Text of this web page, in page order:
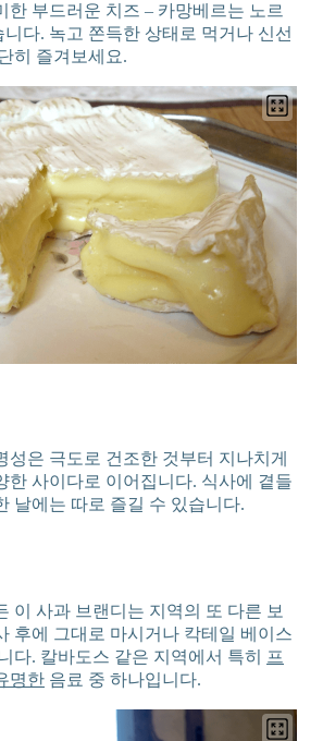
한 부드러운 치즈 – 카망베르는 노르
다. 녹고 쫀득한 상태로 먹거나 신선
히 즐겨보세요.
성은 극도로 건조한 것부터 지나치게
한 사이다로 이어집니다. 식사에 곁들
날에는 따로 즐길 수 있습니다.
이 사과 브랜디는 지역의 또 다른 보
후에 그대로 마시거나 칵테일 베이스
다. 칼바도스 같은 지역에서 특히
프
명한 음료 중 하나입니다.